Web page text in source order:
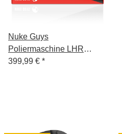
Nuke Guys
Poliermaschine LHR
15ES/NG
399,99 € *